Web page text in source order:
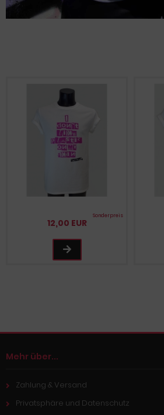
Sonderpreis
12,00 EUR
Mehr über...
Zahlung & Versand
Privatsphäre und Datenschutz